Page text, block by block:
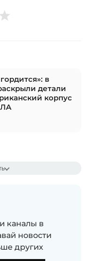
в
детали
корпус
каналы в
новости
других